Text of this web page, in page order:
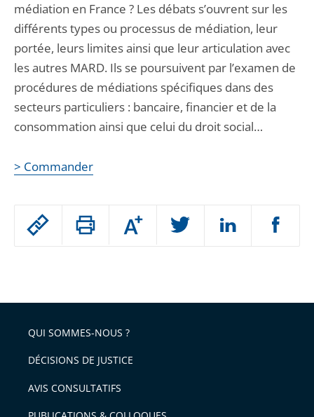
Passer
arriver
après
Augmenter
ou
l'article
pour
avant
médiation en France ? Les débats s’ouvrent sur les
différents types ou processus de médiation, leur
portée, leurs limites ainsi que leur articulation avec
les autres MARD. Ils se poursuivent par l’examen de
procé­dures de médiations spécifiques dans des
secteurs particuliers : bancaire, financier et de la
consommation ainsi que celui du droit social…
> Commander
QUI SOMMES-NOUS ?
DÉCISIONS DE JUSTICE
AVIS CONSULTATIFS